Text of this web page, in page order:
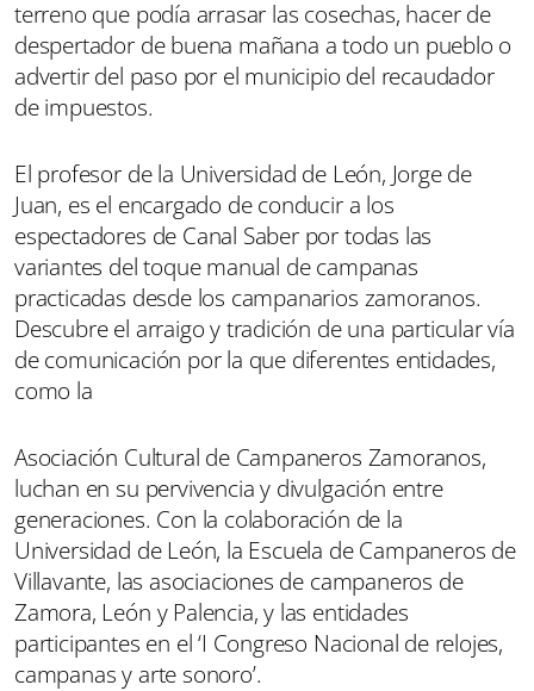
terreno que podía arrasar las cosechas, hacer de
despertador de buena mañana a todo un pueblo o
advertir del paso por el municipio del recaudador
de impuestos.
El profesor de la Universidad de León, Jorge de
Juan, es el encargado de conducir a los
espectadores de Canal Saber por todas las
variantes del toque manual de campanas
practicadas desde los campanarios zamoranos.
Descubre el arraigo y tradición de una particular vía
de comunicación por la que diferentes entidades,
como la
Asociación Cultural de Campaneros Zamoranos,
luchan en su pervivencia y divulgación entre
generaciones. Con la colaboración de la
Universidad de León, la Escuela de Campaneros de
Villavante, las asociaciones de campaneros de
Zamora, León y Palencia, y las entidades
participantes en el ‘I Congreso Nacional de relojes,
campanas y arte sonoro’.